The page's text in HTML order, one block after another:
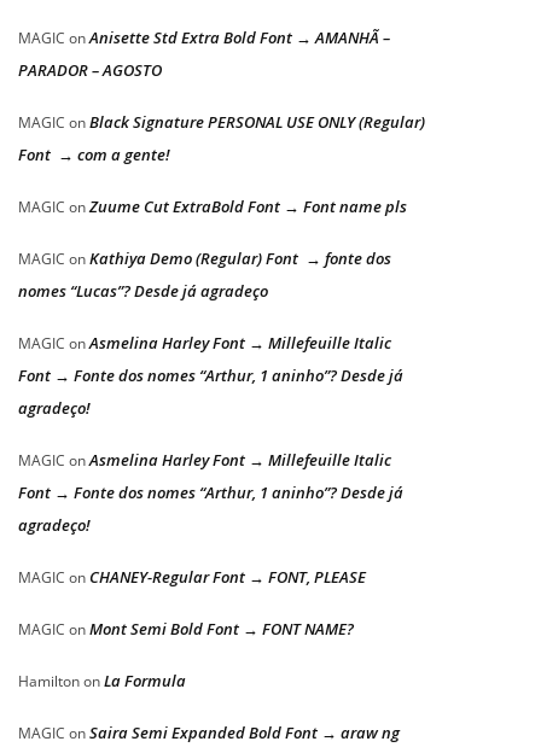
MAGIC onAnisette Std Extra Bold Font → AMANHÃ –
PARADOR – AGOSTO
MAGIC onBlack Signature PERSONAL USE ONLY (Regular)
Font → com a gente!
MAGIC onZuume Cut ExtraBold Font → Font name pls
MAGIC onKathiya Demo (Regular) Font → fonte dos
nomes “Lucas”? Desde já agradeço
MAGIC onAsmelina Harley Font → Millefeuille Italic
Font → Fonte dos nomes “Arthur, 1 aninho”? Desde já
agradeço!
MAGIC onAsmelina Harley Font → Millefeuille Italic
Font → Fonte dos nomes “Arthur, 1 aninho”? Desde já
agradeço!
MAGIC on CHANEY-Regular Font → FONT, PLEASE
MAGIC onMont Semi Bold Font → FONT NAME?
HamiltononLa Formula
MAGIC onSaira Semi Expanded Bold Font → araw ng